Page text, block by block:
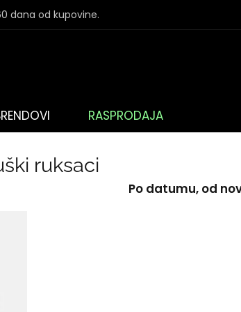
dana od kupovine.
RASPRODAJA
ruksaci
Poredaj
Po datumu, od